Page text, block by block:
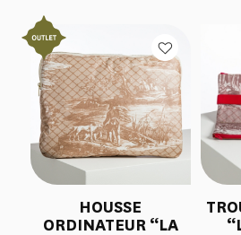
HOUSSE
ORDINATEUR “LA